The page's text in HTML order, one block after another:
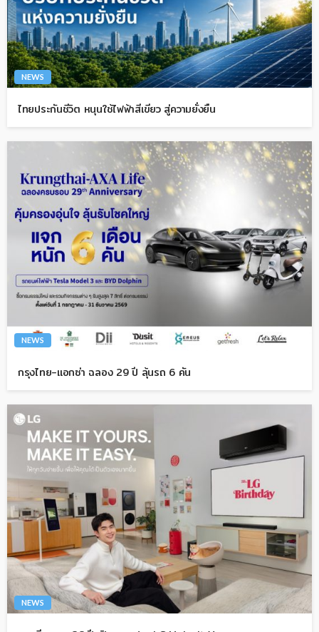
NEWS
ไทยประกันชีวิต หนุนใช้ไฟฟ้าสีเขียว สู่ความยั่งยืน
NEWS
กรุงไทย-แอกซ่า ฉลอง 29 ปี ลุ้นรถ 6 คัน
NEWS